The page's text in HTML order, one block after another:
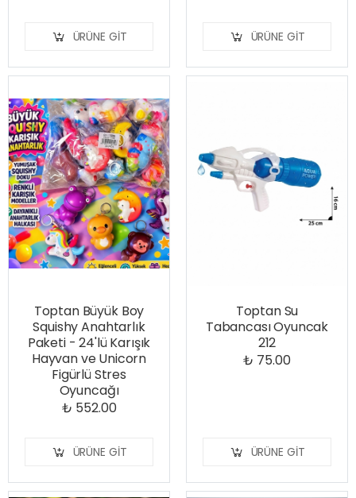
ÜRÜNE GIT ÜRÜNE GIT
Toptan Büyük Boy
Squishy Anahtarlık
Paketi - 24'lü Karışık
Hayvan ve Unicorn
Figürlü Stres
Oyuncağı
₺ 552.00
ÜRÜNE GIT
Toptan Su
Tabancası Oyuncak
212
₺ 75.00
ÜRÜNE GIT